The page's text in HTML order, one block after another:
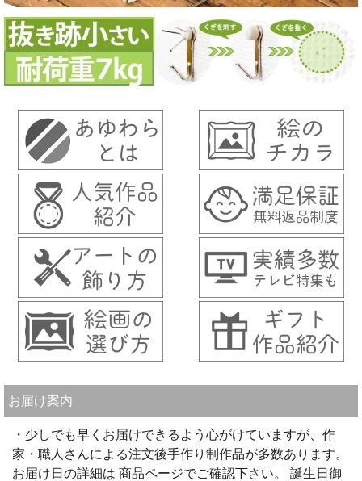
お届け案内
・少しでも早くお届けできるよう心がけていますが、作
家・職人さんによる注文後手作り制作品が多数あります。
お届け日の詳細は 商品ページでご確認下さい。 誕生日御